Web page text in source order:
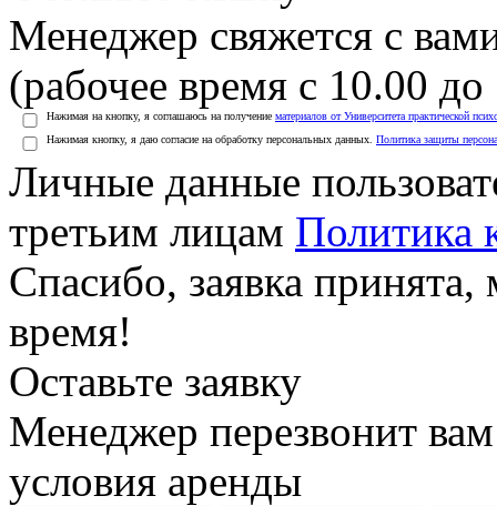
Менеджер свяжется с
(рабочее время с 10.00
Нажимая на кнопку, я соглашаюсь на получение материалов от Университета практической
Нажимая кнопку, я даю согласие на обработку персональных данных. Политика защиты
Личные данные
третьим лицам Политика
Спасибо, заявка
время!
Оставьте заявку
Менеджер перезвонит
условия аренды